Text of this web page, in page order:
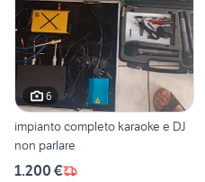
6
impianto completo karaoke e DJ
non parlare
1.200 €